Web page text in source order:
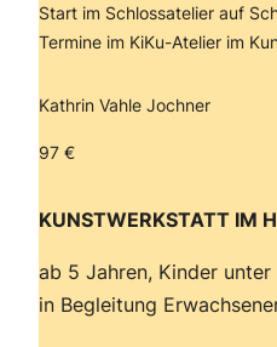
Start im Schlossatelier auf
Termine im KiKu-Atelier im
Kathrin Vahle Jochner
97 €
KUNSTWERKSTATT IM
ab 5 Jahren, Kinder
in Begleitung